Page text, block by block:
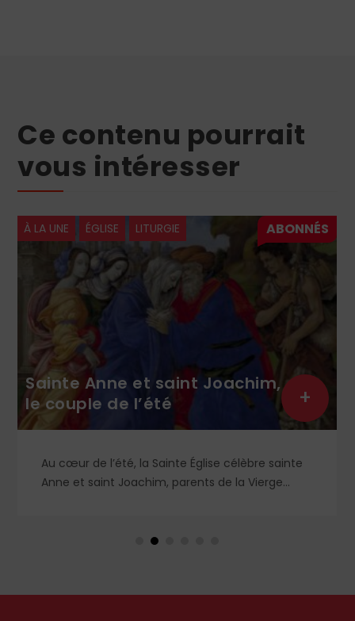
Ce contenu pourrait
vous intéresser
À LA UNE ÉGLISE LITURGIE
Sainte Anne et saint Joachim,
le couple de l’été
Au cœur de l’été, la Sainte Église célèbre sainte
Anne et saint Joachim, parents de la Vierge
en Orient qu’en Occident, célèbre par sa piété
+